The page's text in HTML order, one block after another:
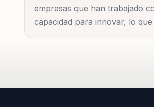
particularmente valioso en un
liderar con visión es crucial
empresas que han trabajado
capacidad para innovar, lo